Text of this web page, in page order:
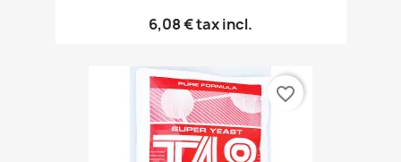
6,08 €tax incl.
favorite_border